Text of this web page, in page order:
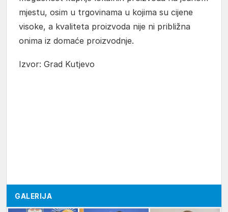
mjestu, osim u trgovinama u kojima su cijene
visoke, a kvaliteta proizvoda nije ni približna
onima iz domaće proizvodnje.
Izvor: Grad Kutjevo
GALERIJA